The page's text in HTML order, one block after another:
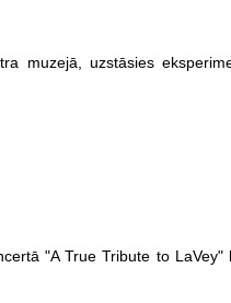
muzejā, uzstāsies
"A True Tribute to